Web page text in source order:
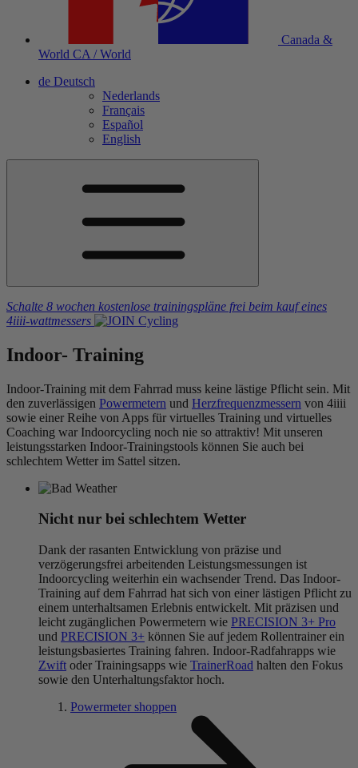
Canada &
World CA / World
de Deutsch
Nederlands
Français
Español
English
Schalte 8 wochen kostenlose trainingspläne frei beim kauf eines
4iiii-wattmessers
Indoor- Training
Indoor-Training mit dem Fahrrad muss keine lästige Pflicht sein. Mit
den zuverlässigen Powermetern und Herzfrequenzmessern von 4iiii
sowie einer Reihe von Apps für virtuelles Training und virtuelles
Coaching war Indoorcycling noch nie so attraktiv! Mit unseren
leistungsstarken Indoor-Trainingstools können Sie auch bei
schlechtem Wetter im Sattel sitzen.
Nicht nur bei schlechtem Wetter
Dank der rasanten Entwicklung von präzise und
verzögerungsfrei arbeitenden Leistungsmessungen ist
Indoorcycling weiterhin ein wachsender Trend. Das Indoor-
Training auf dem Fahrrad hat sich von einer lästigen Pflicht zu
einem unterhaltsamen Erlebnis entwickelt. Mit präzisen und
leicht zugänglichen Powermetern wie PRECISION 3+ Pro
und PRECISION 3+ können Sie auf jedem Rollentrainer ein
leistungsbasiertes Training fahren. Indoor-Radfahrapps wie
Zwift oder Trainingsapps wie TrainerRoad halten den Fokus
sowie den Unterhaltungsfaktor hoch.
Powermeter shoppen